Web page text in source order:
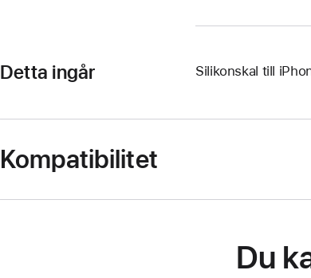
Detta ingår Silikonskal till
Kompatibilitet
Du